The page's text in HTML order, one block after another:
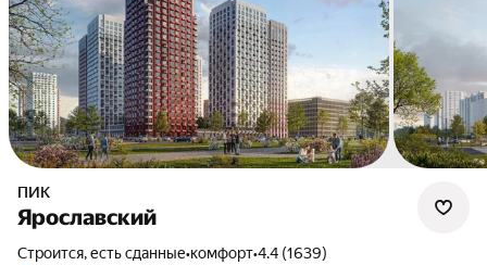
ПИК
Ярославский
Строится, есть сданные•комфорт•4.4 (1639)